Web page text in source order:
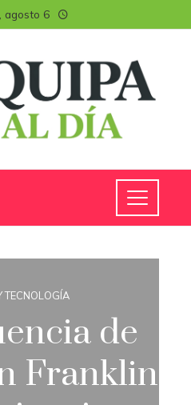
agosto 6
TECNOLOGÍA
de
Franklin